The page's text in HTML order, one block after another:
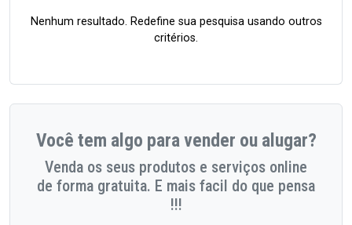
Nenhum resultado. Redefine sua pesquisa usando outros
critérios.
Você tem algo para vender ou alugar?
Venda os seus produtos e serviços online
de forma gratuita. E mais facil do que pensa
!!!